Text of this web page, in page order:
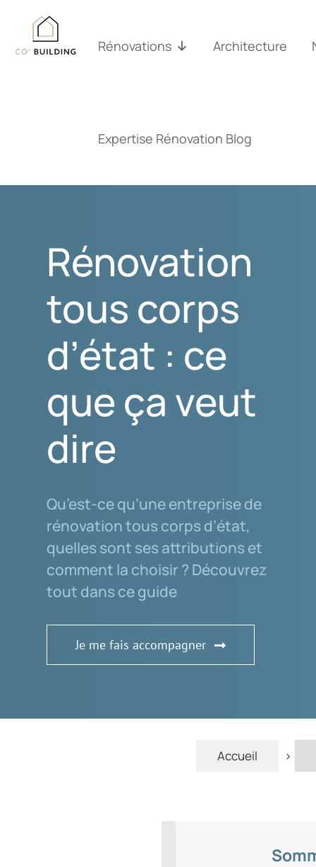
contenu
Rénovations Architecture
Expertise Rénovation Blog
Rénovation
tous corps
d’état : ce
que ça veut
dire
Qu’est-ce qu’une entreprise de
rénovation tous corps d’état,
quelles sont ses attributions et
comment la choisir ? Découvrez
tout dans ce guide
Je me fais accompagner
Accueil >